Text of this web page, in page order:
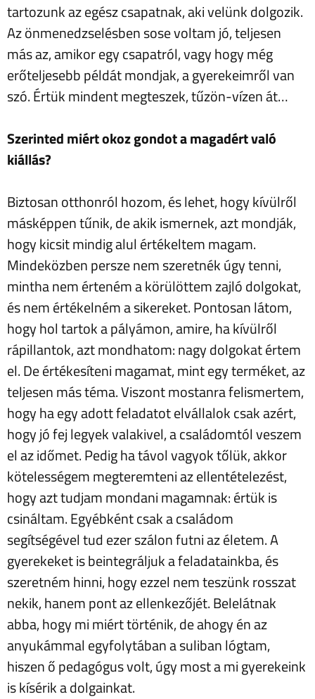
tartozunk az egész csapatnak, aki velünk dolgozik.
Az önmenedzselésben sose voltam jó, teljesen
más az, amikor egy csapatról, vagy hogy még
erőteljesebb példát mondjak, a gyerekeimről van
szó. Értük mindent megteszek, tűzön-vízen át…
Szerinted miért okoz gondot a magadért való
kiállás?
Biztosan otthonról hozom, és lehet, hogy kívülről
másképpen tűnik, de akik ismernek, azt mondják,
hogy kicsit mindig alul értékeltem magam.
Mindeközben persze nem szeretnék úgy tenni,
mintha nem érteném a körülöttem zajló dolgokat,
és nem értékelném a sikereket. Pontosan látom,
hogy hol tartok a pályámon, amire, ha kívülről
rápillantok, azt mondhatom: nagy dolgokat értem
el. De értékesíteni magamat, mint egy terméket, az
teljesen más téma. Viszont mostanra felismertem,
hogy ha egy adott feladatot elvállalok csak azért,
hogy jó fej legyek valakivel, a családomtól veszem
el az időmet. Pedig ha távol vagyok tőlük, akkor
kötelességem megteremteni az ellentételezést,
hogy azt tudjam mondani magamnak: értük is
csináltam. Egyébként csak a családom
segítségével tud ezer szálon futni az életem. A
gyerekeket is beintegráljuk a feladatainkba, és
szeretném hinni, hogy ezzel nem teszünk rosszat
nekik, hanem pont az ellenkezőjét. Belelátnak
abba, hogy mi miért történik, de ahogy én az
anyukámmal egyfolytában a suliban lógtam,
hiszen ő pedagógus volt, úgy most a mi gyerekeink
is kísérik a dolgainkat.